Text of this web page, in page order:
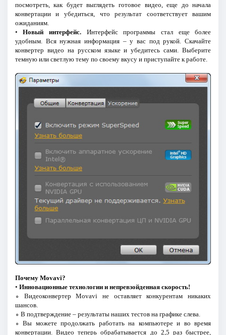
посмотреть, как будет выглядеть готовое видео, еще до начала
конвертации и убедиться, что результат соответствует вашим
ожиданиям.
•Новый интерфейс. Интерфейс программы стал еще более
удобным. Вся нужная информация – у вас под рукой. Скачайте
конвертер видео на русском языке и убедитесь сами. Выберите
темную или светлую тему по своему вкусу и приступайте к работе.
Почему Movavi?
• Инновационные технологии и непревзойденная скорость!
∘ Видеоконвертер Movavi не оставляет конкурентам никаких
шансов.
∘ В подтверждение – результаты наших тестов на графике слева.
∘ Вы можете продолжать работать на компьютере и во время
конвертации. Видео теперь обрабатывается до 2,5 раз быстрее,